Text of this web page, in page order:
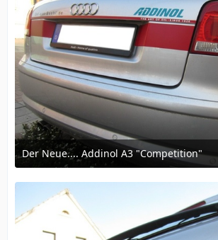
Der Neue.... Addinol A3 "Competition"
12. März 2016 um 16:57